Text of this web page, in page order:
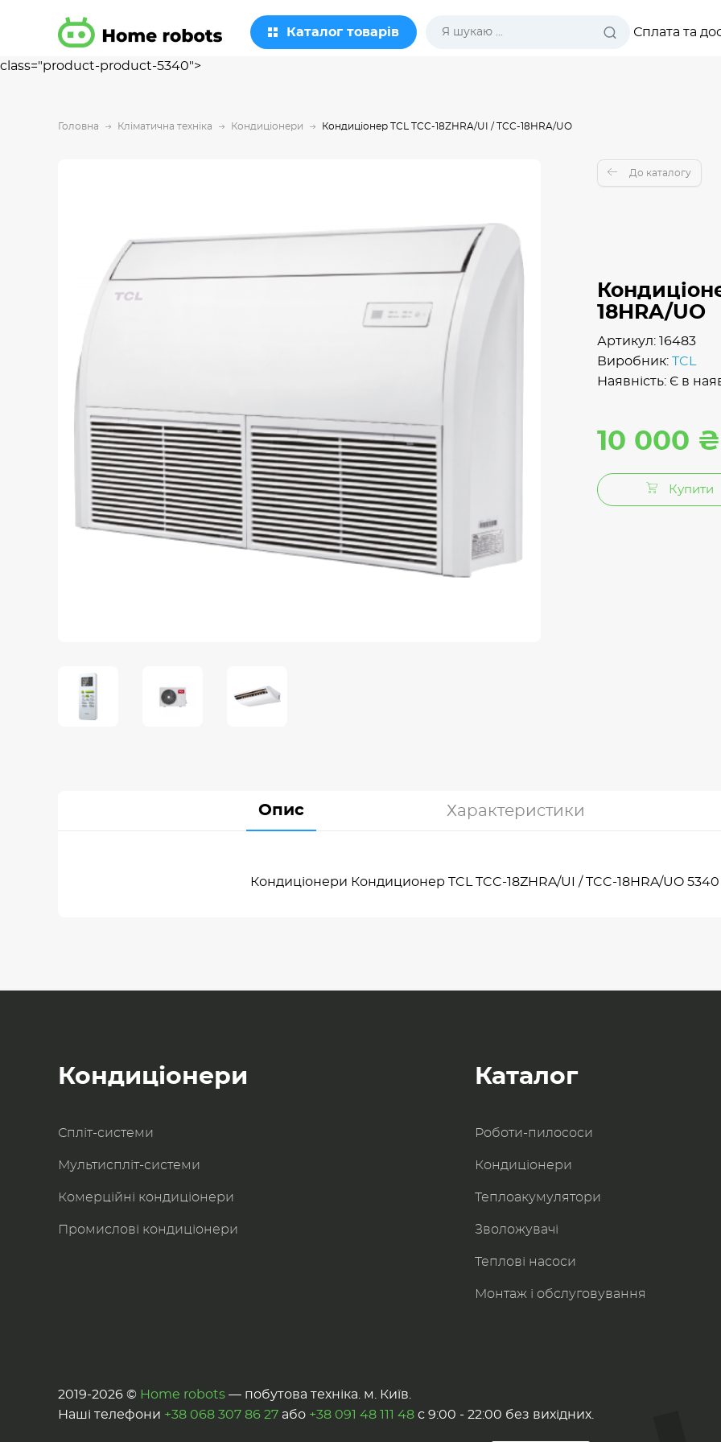
class="product-product-5340">
Каталог товарів Сплата та
Головна Кліматична техніка Кондиціонери Кондиціонер TCL TCC-18ZHRA/UI / TCC-18HRA/UO
До каталогу
18HRA/UO
Артикул: 16483
Виробник: TCL
Наявність: Є в
10 000 ₴
Купити
Опис Характеристики
Кондиціонери Кондиционер TCL TCC-18ZHRA/UI / TCC-18HRA/UO 5340
Кондиціонери
Спліт-системи
Мультиспліт-системи
Комерційні кондиціонери
Промислові кондиціонери
Каталог
Роботи-пилоcоси
Кондиціонери
Теплоакумулятори
Зволожувачі
Теплові насоси
Монтаж і обслуговування
2019-2026 © Home robots — побутова техніка. м. Київ.
Наші телефони +38 068 307 86 27 або +38 091 48 111 48 с 9:00 - 22:00 без вихідних.